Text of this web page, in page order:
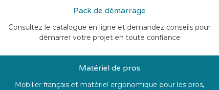
Pack de démarrage
Consultez le catalogue en ligne et demandez conseils pour
démarrer votre projet en toute confiance
Matériel de pros
Mobilier français et matériel ergonomique pour les pros,